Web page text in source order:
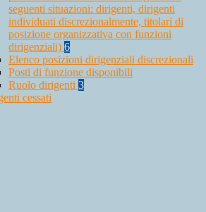
seguenti situazioni: dirigenti, dirigenti
individuati discrezionalmente, titolari di
posizione organizzativa con funzioni
dirigenziali) 6
Elenco posizioni dirigenziali discrezionali
Posti di funzione disponibili
Ruolo dirigenti 3
cessati